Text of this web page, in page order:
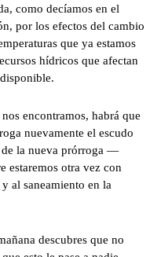
como decíamos en el
por los efectos del cambio
que ya estamos
hídricos que afectan
encontramos, habrá que
nuevamente el escudo
de la nueva prórroga —
estaremos otra vez con
al saneamiento en la
descubres que no